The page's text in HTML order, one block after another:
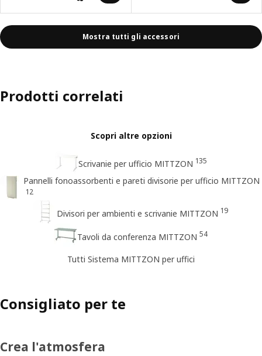
Mostra tutti gli accessori
Prodotti correlati
Scopri altre opzioni
Scrivanie per ufficio MITTZON 135
Pannelli fonoassorbenti e pareti divisorie per ufficio MITTZON
12
Divisori per ambienti e scrivanie MITTZON 19
Tavoli da conferenza MITTZON 54
Tutti Sistema MITTZON per uffici
Consigliato per te
Crea l'atmosfera